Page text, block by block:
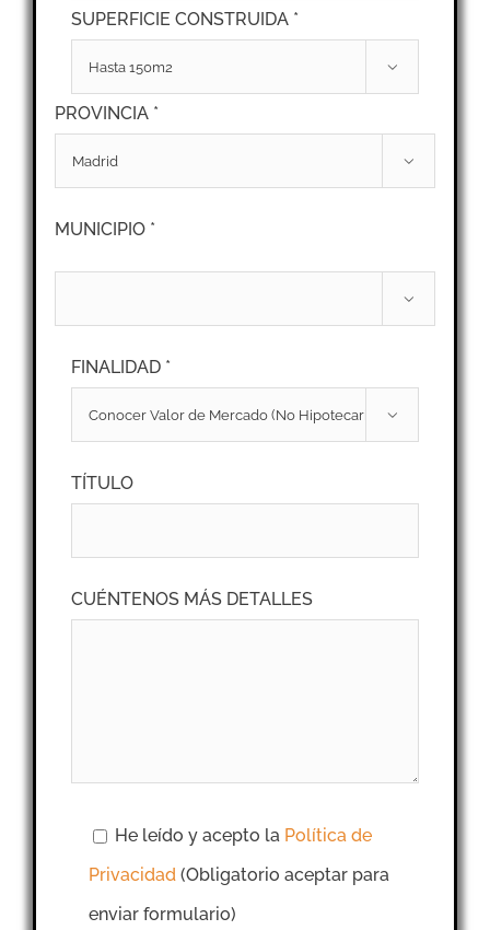
SUPERFICIE CONSTRUIDA *

PROVINCIA *

MUNICIPIO *

FINALIDAD *

TÍTULO
CUÉNTENOS MÁS DETALLES
He leído y acepto la Política de
Privacidad (Obligatorio aceptar para
enviar formulario)